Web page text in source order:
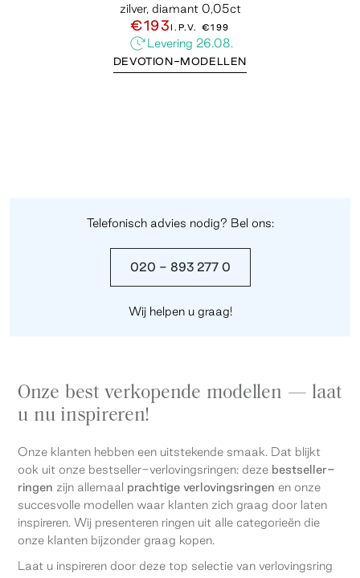
zilver, diamant 0,05ct
€193I.P.V. €199
Levering 26.08.
DEVOTION-MODELLEN
Telefonisch advies nodig? Bel ons:
020 - 893 277 0
Wij helpen u graag!
Onze best verkopende modellen — laat
u nu inspireren!
Onze klanten hebben een uitstekende smaak. Dat blijkt
ook uit onze bestseller-verlovingsringen: deze bestseller-
ringen zijn allemaal prachtige verlovingsringen en onze
succesvolle modellen waar klanten zich graag door laten
inspireren. Wij presenteren ringen uit alle categorieën die
onze klanten bijzonder graag kopen.
Laat u inspireren door deze top selectie van verlovingsring